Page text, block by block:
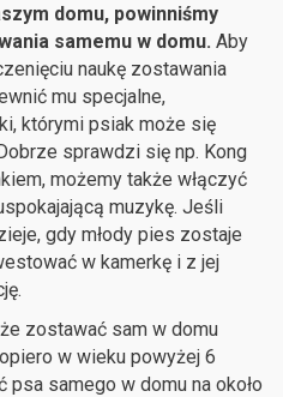
domu, powinniśmy
samemu w domu. Aby
naukę zostawania
mu specjalne,
którymi psiak może się
sprawdzi się np. Kong
możemy także włączyć
muzykę. Jeśli
gdy młody pies zostaje
w kamerkę i z jej
zostawać sam w domu
w wieku powyżej 6
samego w domu na około